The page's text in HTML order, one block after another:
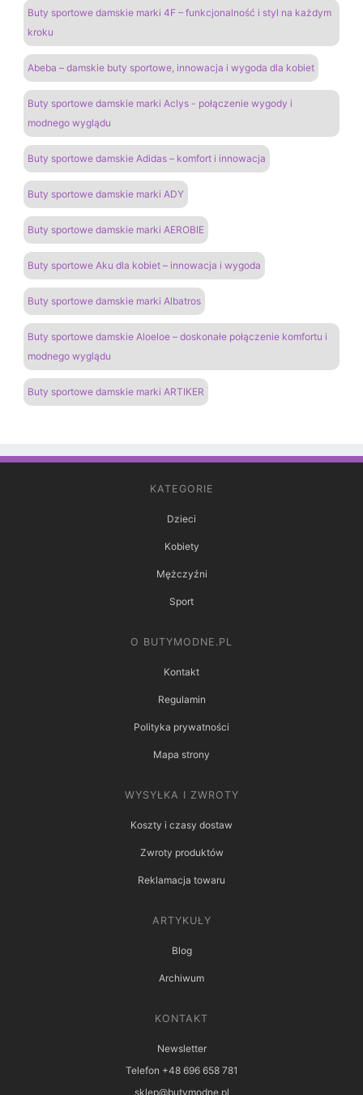
Buty sportowe damskie marki 4F – funkcjonalność i styl na każdym
kroku
Abeba – damskie buty sportowe, innowacja i wygoda dla kobiet
Buty sportowe damskie marki Aclys - połączenie wygody i
modnego wyglądu
Buty sportowe damskie Adidas – komfort i innowacja
Buty sportowe damskie marki ADY
Buty sportowe damskie marki AEROBIE
Buty sportowe Aku dla kobiet – innowacja i wygoda
Buty sportowe damskie marki Albatros
Buty sportowe damskie Aloeloe – doskonałe połączenie komfortu i
modnego wyglądu
Buty sportowe damskie marki ARTIKER
KATEGORIE
Dzieci
Kobiety
Mężczyźni
Sport
O BUTYMODNE.PL
Kontakt
Regulamin
Polityka prywatności
Mapa strony
WYSYŁKA I ZWROTY
Koszty i czasy dostaw
Zwroty produktów
Reklamacja towaru
ARTYKUŁY
Blog
Archiwum
KONTAKT
Newsletter
Telefon +48 696 658 781
sklep@butymodne.pl